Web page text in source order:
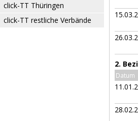
click-TT Thüringen
click-TT restliche Verbände
2.
Datum